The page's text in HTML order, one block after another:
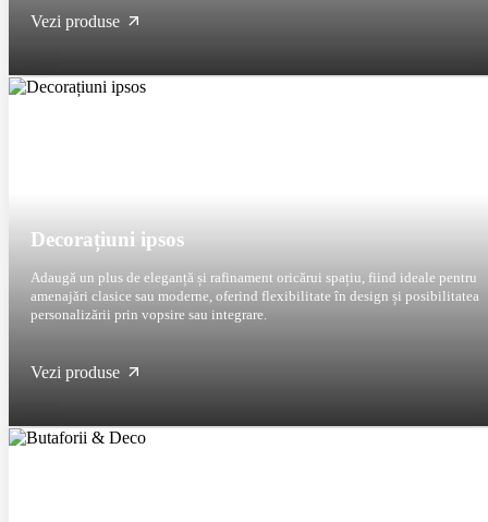
Vezi produse
Decorațiuni ipsos
Adaugă un plus de eleganță și rafinament oricărui spațiu, fiind ideale pentru
amenajări clasice sau moderne, oferind flexibilitate în design și posibilitatea
personalizării prin vopsire sau integrare.
Vezi produse